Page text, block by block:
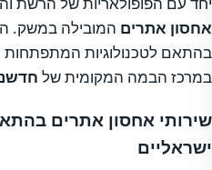
אחסון אתרים המובילה במשק.
בהתאם לטכנולוגיות
במרכז הבמה המקומית של
שירותי אחסון אתרים
ישראליים